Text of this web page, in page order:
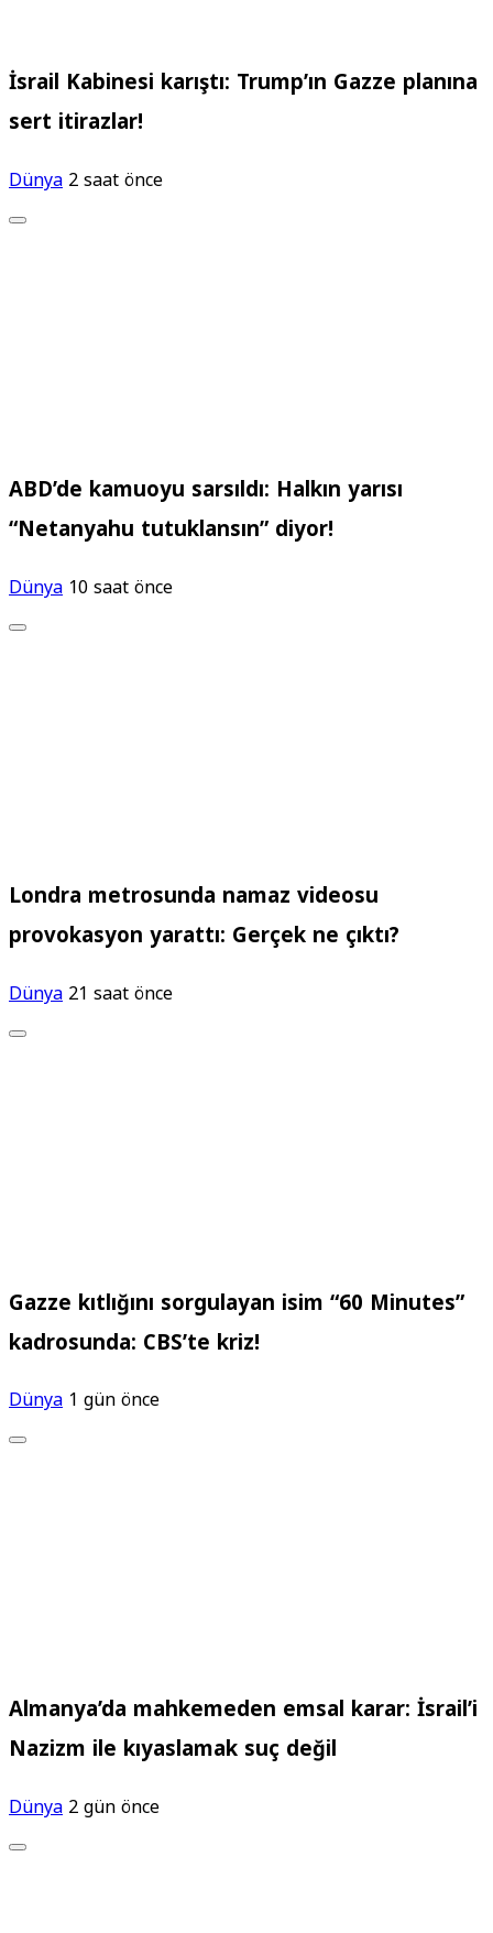
İsrail Kabinesi karıştı: Trump’ın Gazze planına
sert itirazlar!
Dünya2 saat önce
ABD’de kamuoyu sarsıldı: Halkın yarısı
“Netanyahu tutuklansın” diyor!
Dünya 10 saat önce
Londra metrosunda namaz videosu
provokasyon yarattı: Gerçek ne çıktı?
Dünya21 saat önce
Gazze kıtlığını sorgulayan isim “60 Minutes”
kadrosunda: CBS’te kriz!
Dünya 1 gün önce
Almanya’da mahkemeden emsal karar: İsrail’i
Nazizm ile kıyaslamak suç değil
Dünya2 gün önce